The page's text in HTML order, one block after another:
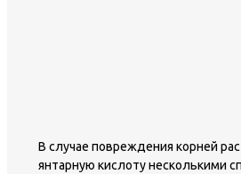
В случае повреждения корней
янтарную кислоту несколькими